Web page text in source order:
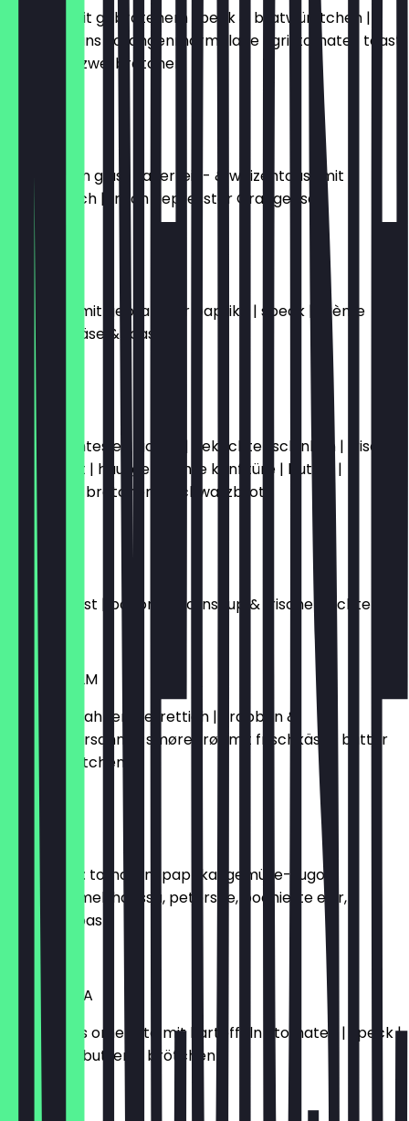
rühreier mit gebratenem speck & bratwürstchen |
baked beans | orangenmarmelade | grilltomate | toast
| butter & zwei brötchen
zwei eier im glas | sauerteig- & weizentoast mit
schnittlauch | frisch gepresster Orangensaft
€13.50
PANAMA
omelette mit gebratener paprika | speck | crème
fraîche | käse & toast
€15.50
AACHEN
ein gekochtes ei | gouda | gekochter schinken | frische
leberwurst | hausgemachte konfitüre | butter |
croissant | brötchen & schwarzbrot
€14.50
french toast | bacon | ahornsirup & frische früchte
€15.50
STOCKHOLM
lachs mit sahnemeerrettich | krabben &
preiselbeersahne | smørebrøt mit frischkäse | butter
& zwei brötchen
shakshuka: tomaten-paprika-gemüse-sugo,
kreuzkümmel, harissa, petersilie, pochierte eier,
Joghurt, toast
BARCELONA
spanisches omelette mit kartoffeln | tomaten | speck |
zwiebeln | butter & brötchen
€15.50